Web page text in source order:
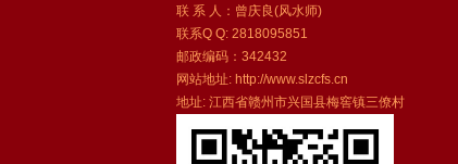
联 系 人：曾庆良(风水师)
联系Q Q: 2818095851
邮政编码：342432
网站地址: http://www.slzcfs.cn
地址: 江西省赣州市兴国县梅窖镇三僚村